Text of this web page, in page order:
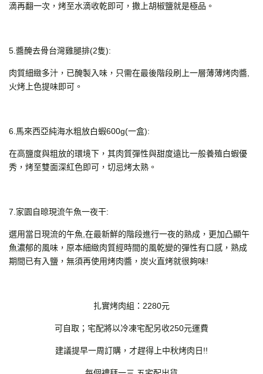
滴再翻一次，烤至水滴收乾即可，撒上胡椒鹽就是極品。
5.醬醃去骨台灣雞腿排(2隻):
肉質細緻多汁，已醃製入味，只需在最後階段刷上一層薄薄烤肉醬,
火烤上色提味即可。
6.馬來西亞純海水粗放白蝦600g(一盒):
在高鹽度與粗放的環境下，其肉質彈性與甜度遠比一般養殖白蝦優
秀，烤至雙面深紅色即可，切忌烤太熟。
7.家園自晾現流午魚一夜干:
選用當日現流的午魚,在最新鮮的階段進行一夜的熟成，更加凸顯午
魚濃郁的風味，原本細緻肉質經時間的風乾變的彈性有口感，熟成
期間已有入鹽，無須再使用烤肉醬，炭火直烤就很夠味!
扎實烤肉組：2280元
可自取；宅配將以冷凍宅配另收250元運費
建議提早一周訂購，才趕得上中秋烤肉日!!